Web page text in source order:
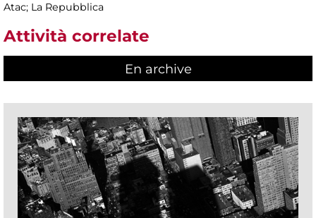
Atac; La Repubblica
Attività correlate
En archive